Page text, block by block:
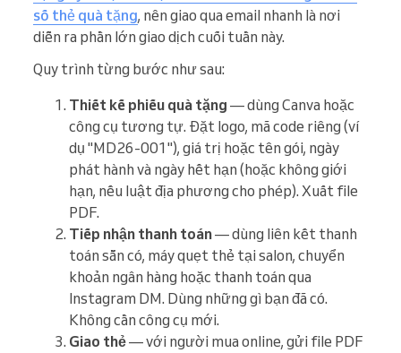
số thẻ quà tặng, nên giao qua email nhanh là nơi
diễn ra phần lớn giao dịch cuối tuần này.
Quy trình từng bước như sau:
Thiết kế phiếu quà tặng — dùng Canva hoặc
công cụ tương tự. Đặt logo, mã code riêng (ví
dụ "MD26-001"), giá trị hoặc tên gói, ngày
phát hành và ngày hết hạn (hoặc không giới
hạn, nếu luật địa phương cho phép). Xuất file
PDF.
Tiếp nhận thanh toán— dùng liên kết thanh
toán sẵn có, máy quẹt thẻ tại salon, chuyển
khoản ngân hàng hoặc thanh toán qua
Instagram DM. Dùng những gì bạn đã có.
Không cần công cụ mới.
Giao thẻ— với người mua online, gửi file PDF